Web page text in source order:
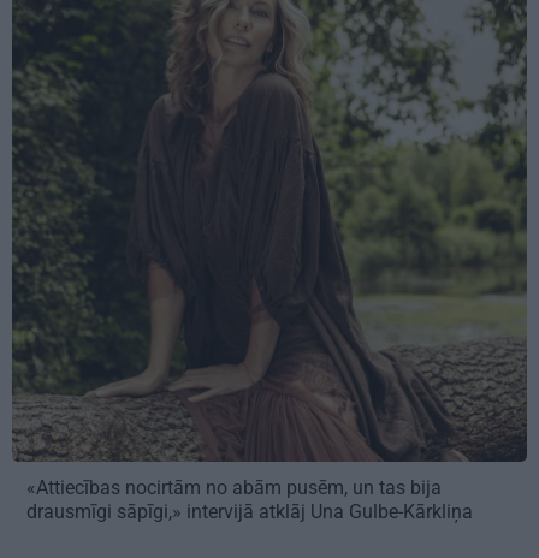
«Attiecības nocirtām no abām pusēm, un tas bija
drausmīgi sāpīgi,» intervijā atklāj Una Gulbe-Kārkliņa